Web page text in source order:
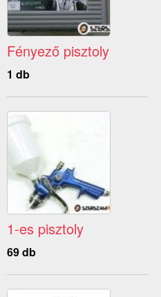
Fényező pisztoly
1 db
1-es pisztoly
69 db